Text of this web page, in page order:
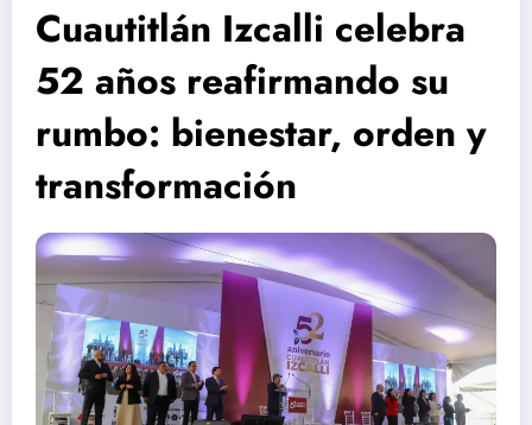
Cuautitlán Izcalli celebra
52 años reafirmando su
rumbo: bienestar, orden y
transformación